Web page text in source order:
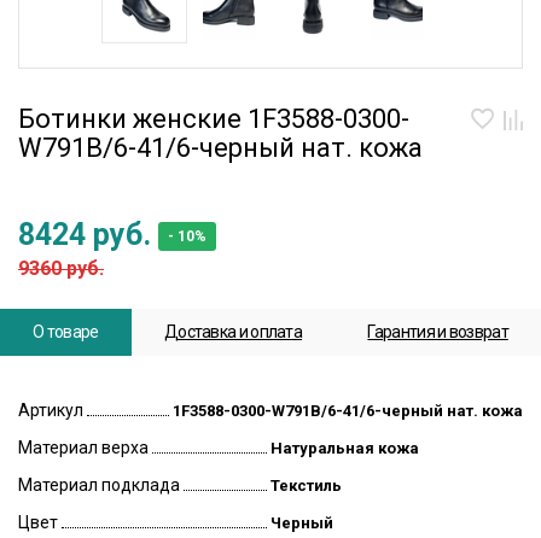
Ботинки женские 1F3588-0300-
W791B/6-41/6-черный нат. кожа
8424 руб. - 10%
9360 руб.
О товаре Доставка и оплата Гарантия и возврат
Артикул 1F3588-0300-W791B/6-41/6-черный нат. кожа
Материал верха Натуральная кожа
Материал подклада Текстиль
Цвет Черный